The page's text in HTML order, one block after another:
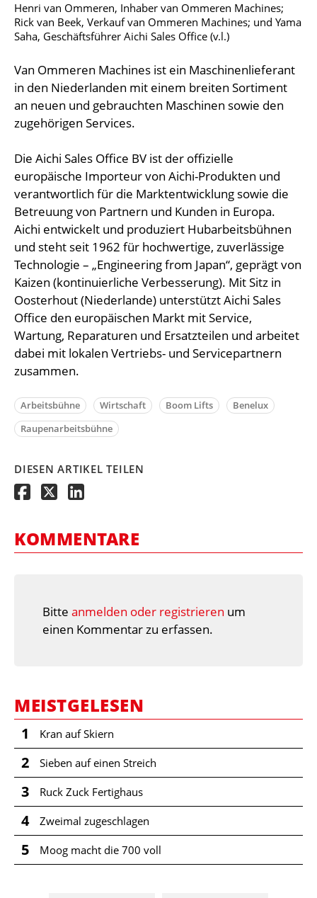
Henri van Ommeren, Inhaber van Ommeren Machines;
Rick van Beek, Verkauf van Ommeren Machines; und Yama
Saha, Geschäftsführer Aichi Sales Office (v.l.)
Van Ommeren Machines ist ein Maschinenlieferant
in den Niederlanden mit einem breiten Sortiment
an neuen und gebrauchten Maschinen sowie den
zugehörigen Services.
Die Aichi Sales Office BV ist der offizielle
europäische Importeur von Aichi-Produkten und
verantwortlich für die Marktentwicklung sowie die
Betreuung von Partnern und Kunden in Europa.
Aichi entwickelt und produziert Hubarbeitsbühnen
und steht seit 1962 für hochwertige, zuverlässige
Technologie – „Engineering from Japan“, geprägt von
Kaizen (kontinuierliche Verbesserung). Mit Sitz in
Oosterhout (Niederlande) unterstützt Aichi Sales
Office den europäischen Markt mit Service,
Wartung, Reparaturen und Ersatzteilen und arbeitet
dabei mit lokalen Vertriebs- und Servicepartnern
zusammen.
Arbeitsbühne Wirtschaft Boom Lifts
Benelux
Raupenarbeitsbühne
DIESEN ARTIKEL TEILEN
KOMMENTARE
Bitte anmelden oder registrieren um
einen Kommentar zu erfassen.
MEISTGELESEN
1 Kran auf Skiern
2 Sieben auf einen Streich
3 Ruck Zuck Fertighaus
4 Zweimal zugeschlagen
5 Moog macht die 700 voll